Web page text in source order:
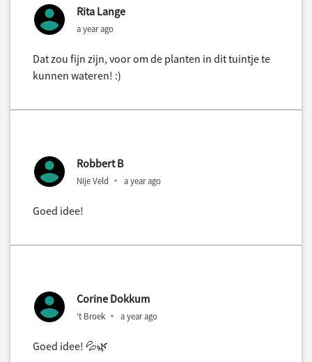
Rita Lange
a year ago
Dat zou fijn zijn, voor om de planten in dit tuintje te
kunnen wateren! :)
Robbert B
Nije Veld a year ago
Goed idee!
Corine Dokkum
't Broek a year ago
Goed idee! 💦🌿